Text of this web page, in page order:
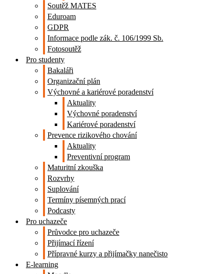
Soutěž MATES
Eduroam
GDPR
Informace podle zák. č. 106/1999 Sb.
Fotosoutěž
Pro studenty
Bakaláři
Organizační plán
Výchovné a kariérové poradenství
Aktuality
Výchovné poradenství
Kariérové poradenství
Prevence rizikového chování
Aktuality
Preventivní program
Maturitní zkouška
Rozvrhy
Suplování
Termíny písemných prací
Podcasty
Pro uchazeče
Průvodce pro uchazeče
Přijímací řízení
Přípravné kurzy a přijímačky nanečisto
E-learning